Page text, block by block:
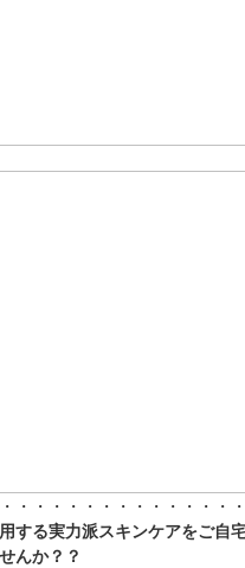
・・・・・・・・・・・・・
する実力派スキンケアをご自宅
んか？？